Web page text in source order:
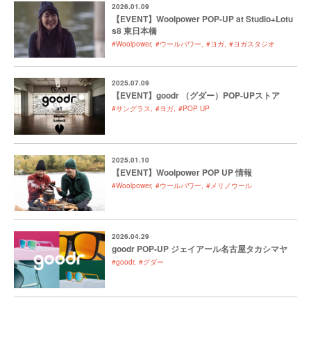
2026.01.09
【EVENT】Woolpower POP-UP at Studio+Lotu
s8 東日本橋
#Woolpower #ウールパワー #ヨガ #ヨガスタジオ
2025.07.09
【EVENT】goodr （グダー）POP-UPストア
#サングラス #ヨガ #POP UP
2025.01.10
【EVENT】Woolpower POP UP 情報
#Woolpower #ウールパワー #メリノウール
2026.04.29
goodr POP-UP ジェイアール名古屋タカシマヤ
#goodr #グダー